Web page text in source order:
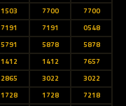
1503 7700
7700
7191 7191
0548
5791 5878
5878
1412 1412
7657
2865 3022
3022
1728 1728
7218